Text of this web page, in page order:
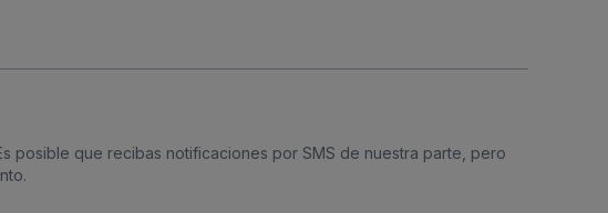
posible que recibas notificaciones por SMS de nuestra parte, pero